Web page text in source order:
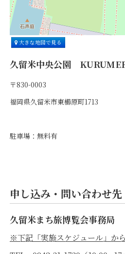
大きな地図で見る
久留米中央公園
〒830-0003
福岡県久留米市東櫛原町1713
駐車場：無料有
申し込み・問い合わせ先
久留米まち旅博覧会事務局
※下記「実施スケジュール」か